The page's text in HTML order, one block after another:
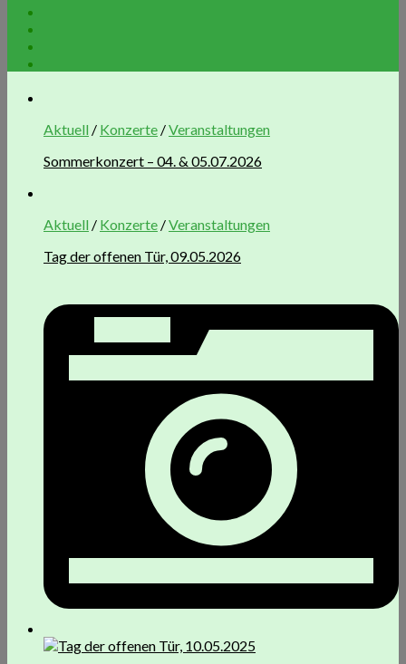
Aktuell / Konzerte /Veranstaltungen
Sommerkonzert – 04. & 05.07.2026
Aktuell / Konzerte /Veranstaltungen
Tag der offenen Tür, 09.05.2026